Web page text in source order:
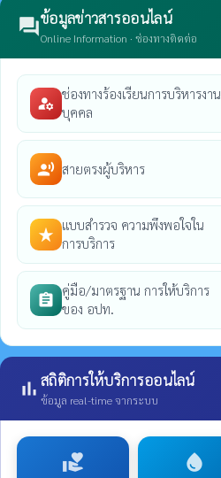
forumข้อมูลข่าวสารออนไลน์
Online Information · ช่องทางติดต่อ
manage_accounts
ช่องทางร้องเรียนการบริหารงาน
บุคคล
record_voice_over สายตรงผู้บริหาร
star_rate
แบบสำรวจ ความพึงพอใจใน
การบริการ
assignment
คู่มือ/มาตรฐาน การให้บริการ
ของ อปท.
bar_chart สถิติการให้บริการออนไลน์
ข้อมูล real-time จากระบบ
volunteer_activism water_drop